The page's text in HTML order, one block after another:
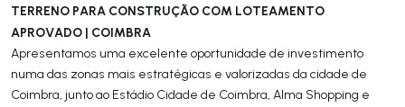
TERRENO PARA CONSTRUÇÃO COM LOTEAMENTO
APROVADO | COIMBRA
Apresentamos uma excelente oportunidade de investimento
numa das zonas mais estratégicas e valorizadas da cidade de
Coimbra, junto ao Estádio Cidade de Coimbra, Alma Shopping e